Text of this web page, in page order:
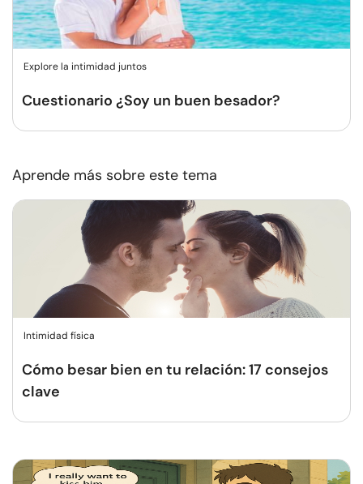
Explore la intimidad juntos
Cuestionario ¿Soy un buen besador?
Aprende más sobre este tema
Intimidad física
Cómo besar bien en tu relación: 17 consejos
clave